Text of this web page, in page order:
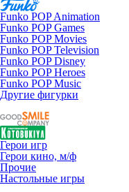
Funko POP Animation
Funko POP Games
Funko POP Movies
Funko POP Television
Funko POP Disney
Funko POP Heroes
Funko POP Music
Другие фигурки
Герои игр
Герои кино, м/ф
Прочие
Настольные игры